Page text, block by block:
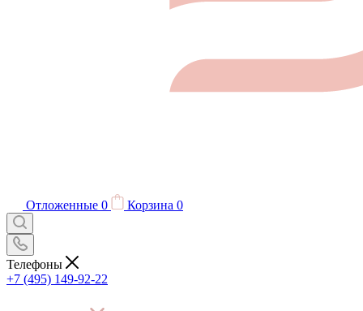
Отложенные 0 Корзина 0
Телефоны
+7 (495) 149-92-22